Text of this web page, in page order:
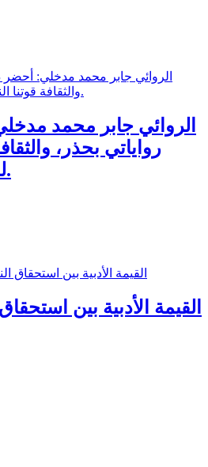
الروائي جابر محمد
رواياتي بحذر،
لمخاطبة العالم.
القيمة الأدبية بين